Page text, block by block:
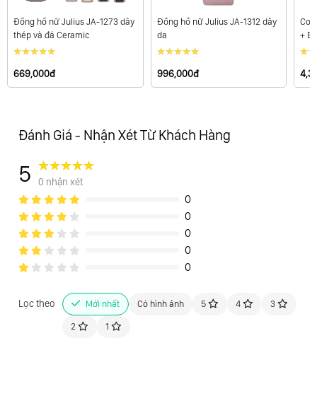
Đồng hồ nữ Julius JA-1273 dây
thép và đá Ceramic
669,000đ
Đồng hồ nữ Julius JA-1312 dây
da
996,000đ
+
Đánh Giá - Nhận Xét Từ Khách Hàng
5 0 nhận xét
0
0
0
0
0
Lọc theo Mới nhất Có hình ảnh 5 4 3
2 1